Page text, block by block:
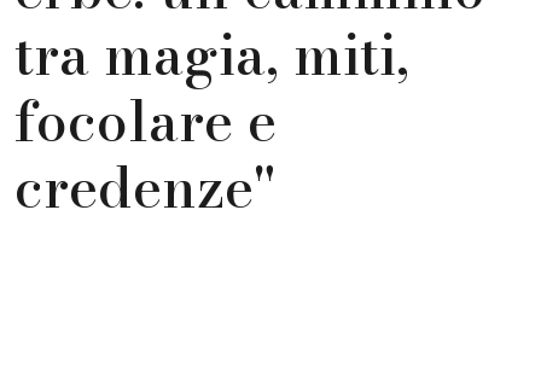
tra magia, miti,
focolare e
credenze"